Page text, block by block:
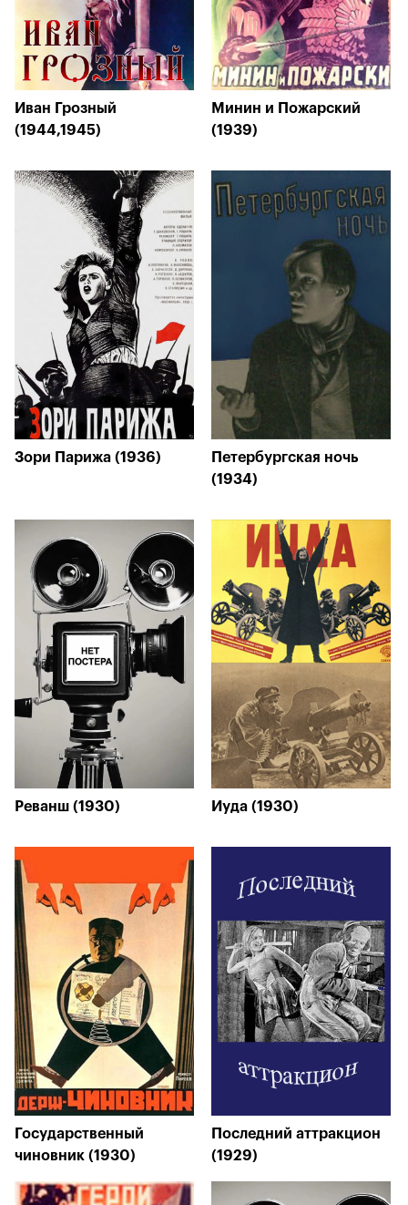
Иван Грозный
(1944,1945)
Минин и Пожарский
(1939)
Зори Парижа (1936)
Петербургская ночь
(1934)
Реванш (1930) Иуда (1930)
Государственный
чиновник (1930)
Последний аттракцион
(1929)